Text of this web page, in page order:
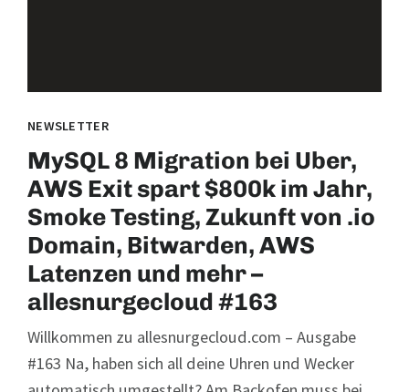
NEWSLETTER
MySQL 8 Migration bei Uber,
AWS Exit spart $800k im Jahr,
Smoke Testing, Zukunft von .io
Domain, Bitwarden, AWS
Latenzen und mehr –
allesnurgecloud #163
Willkommen zu allesnurgecloud.com – Ausgabe
#163 Na, haben sich all deine Uhren und Wecker